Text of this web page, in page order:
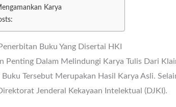
Karya
Buku Yang Disertai HKI
Penting Dalam Melindungi Karya Tulis Dari
Buku Tersebut Merupakan Hasil Karya Asli.
Jenderal Kekayaan Intelektual (DJKI).